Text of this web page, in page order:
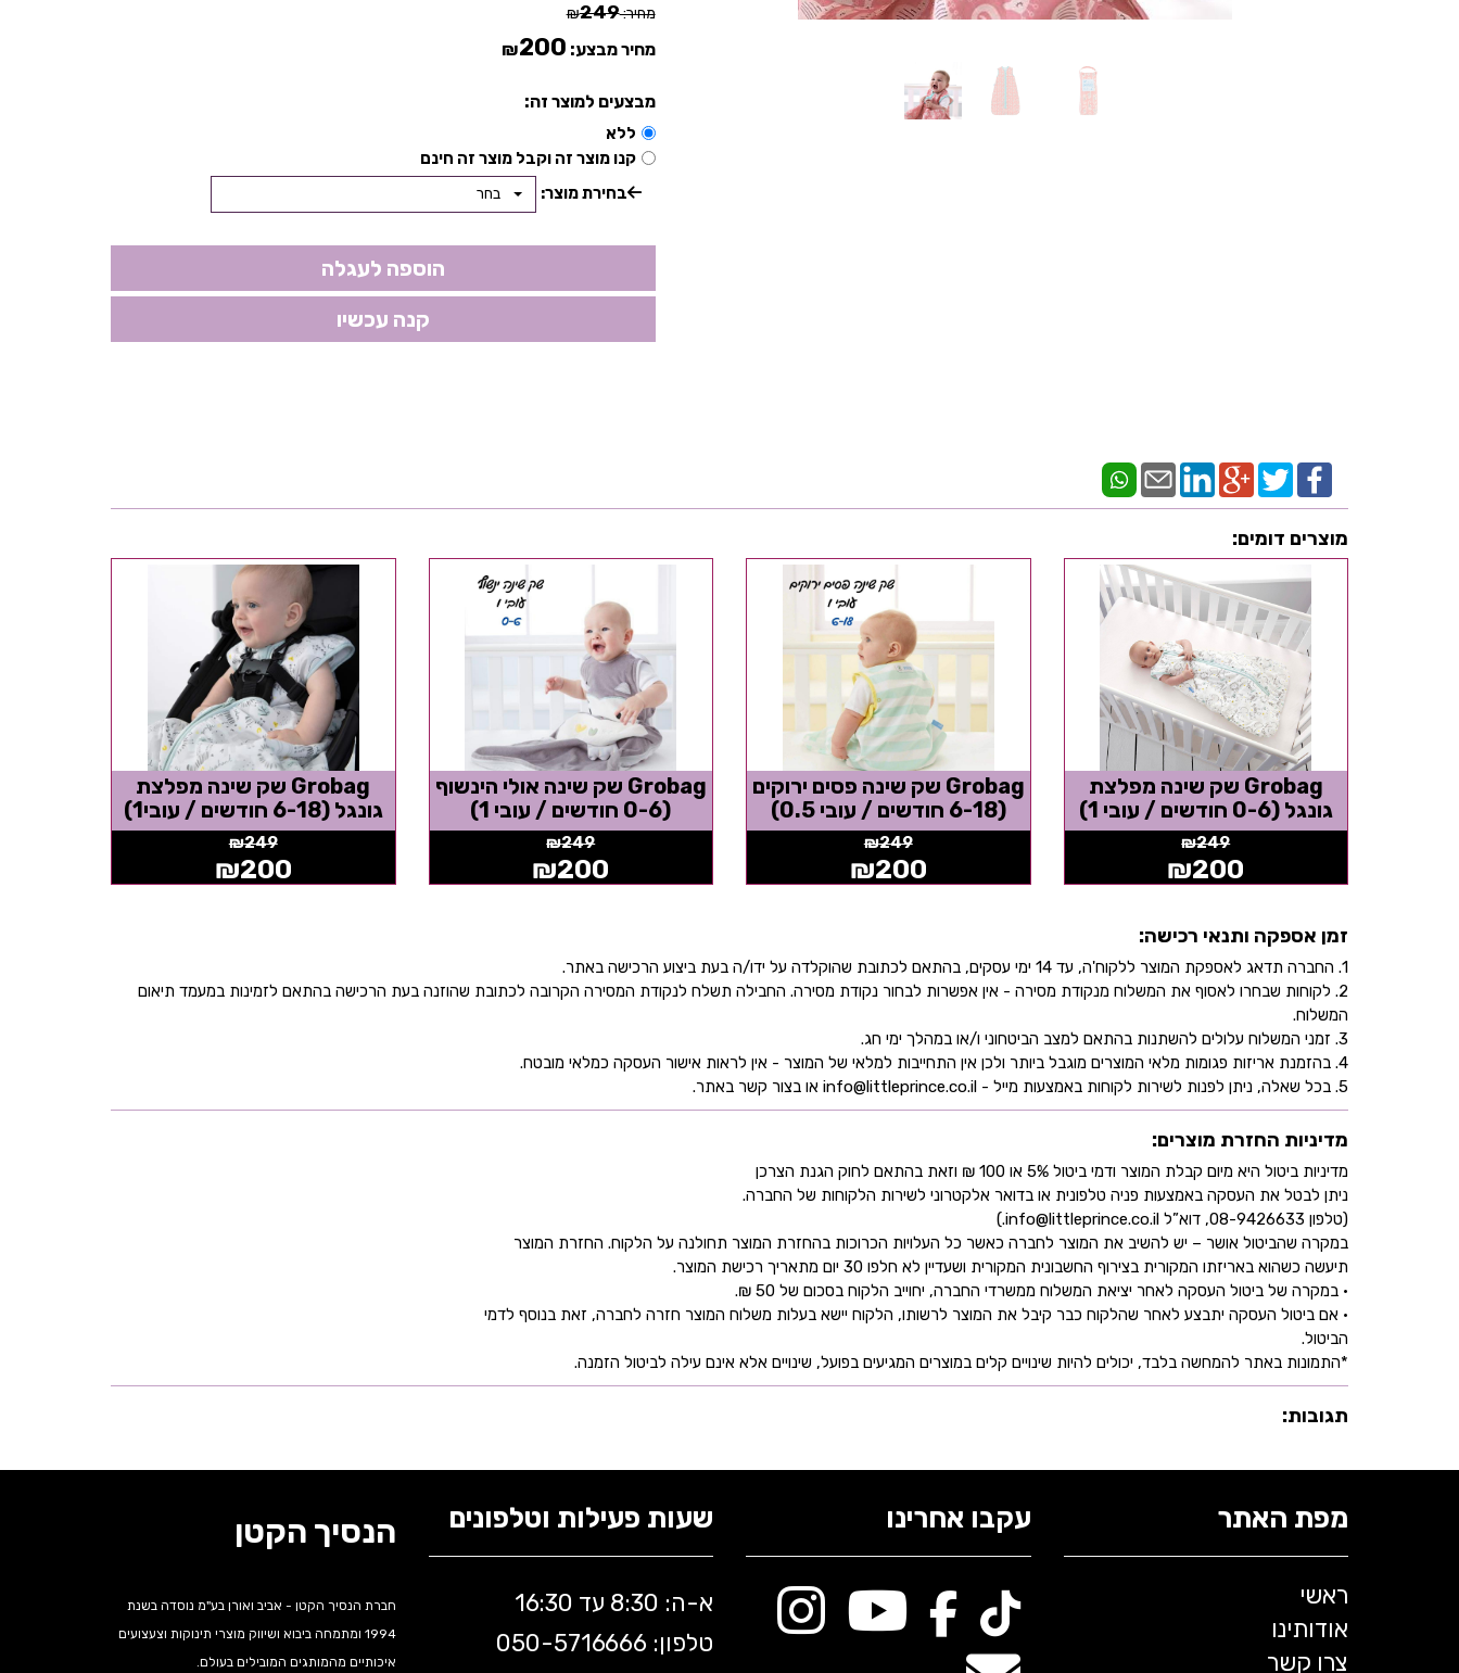
מחיר: ₪249
מחיר מבצע: ₪200
מבצעים למוצר זה:
ללא
קנו מוצר זה וקבל מוצר זה חינם
בחירת מוצר:
בחר
מוצרים דומים:
Grobag שק שינה מפלצת
גונגל (0-6 חודשים / עובי 1)
₪249
₪200
Grobag שק שינה פסים ירוקים
(6-18 חודשים / עובי 0.5)
₪249
₪200
Grobag שק שינה אולי הינשוף
(0-6 חודשים / עובי 1)
₪249
₪200
Grobag שק שינה מפלצת
גונגל (6-18 חודשים / עובי1)
₪249
₪200
זמן אספקה ותנאי רכישה:
1. החברה תדאג לאספקת המוצר ללקוח'ה, עד 14 ימי עסקים, בהתאם לכתובת שהוקלדה על ידו/ה בעת ביצוע הרכישה באתר.
2. לקוחות שבחרו לאסוף את המשלוח מנקודת מסירה - אין אפשרות לבחור נקודת מסירה. החבילה תשלח לנקודת המסירה הקרובה לכתובת שהוזנה בעת הרכישה בהתאם לזמינות במעמד תיאום
המשלוח.
3. זמני המשלוח עלולים להשתנות בהתאם למצב הביטחוני ו/או במהלך ימי חג.
4. בהזמנת אריזות פגומות מלאי המוצרים מוגבל ביותר ולכן אין התחייבות למלאי של המוצר - אין לראות אישור העסקה כמלאי מובטח.
5. בכל שאלה, ניתן לפנות לשירות לקוחות באמצעות מייל - info@littleprince.co.il או בצור קשר באתר.
מדיניות החזרת מוצרים:
מדיניות ביטול היא מיום קבלת המוצר ודמי ביטול 5% או 100 ₪ וזאת בהתאם לחוק הגנת הצרכן
ניתן לבטל את העסקה באמצעות פניה טלפונית או בדואר אלקטרוני לשירות הלקוחות של החברה.
(טלפון 08-9426633, דוא”ל info@littleprince.co.il.)
במקרה שהביטול אושר – יש להשיב את המוצר לחברה כאשר כל העלויות הכרוכות בהחזרת המוצר תחולנה על הלקוח. החזרת המוצר
תיעשה כשהוא באריזתו המקורית בצירוף החשבונית המקורית ושעדיין לא חלפו 30 יום מתאריך רכישת המוצר.
• במקרה של ביטול העסקה לאחר יציאת המשלוח ממשרדי החברה, יחוייב הלקוח בסכום של 50 ₪.
• אם ביטול העסקה יתבצע לאחר שהלקוח כבר קיבל את המוצר לרשותו, הלקוח יישא בעלות משלוח המוצר חזרה לחברה, זאת בנוסף לדמי
הביטול.
*התמונות באתר להמחשה בלבד, יכולים להיות שינויים קלים במוצרים המגיעים בפועל, שינויים אלא אינם עילה לביטול הזמנה.
תגובות:
מפת האתר
ראשי
אודותינו
צרו קשר
עקבו אחרינו שעות פעילות וטלפונים
א-ה: 8:30 עד 16:30
טלפון: 050-5 716666
הנסיך הקטן
חברת הנסיך הקטן - אביב ואורן בע"מ נוסדה בשנת
1994 ומתמחה ביבוא ושיווק מוצרי תינוקות וצעצועים
איכותיים מהמותגים המובילים בעולם.